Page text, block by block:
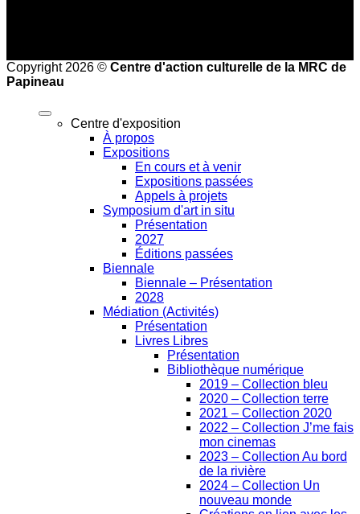
Copyright 2026 © Centre d'action culturelle de la MRC de
Papineau
Centre d'exposition
À propos
Expositions
En cours et à venir
Expositions passées
Appels à projets
Symposium d'art in situ
Présentation
2027
Éditions passées
Biennale
Biennale – Présentation
2028
Médiation (Activités)
Présentation
Livres Libres
Présentation
Bibliothèque numérique
2019 – Collection bleu
2020 – Collection terre
2021 – Collection 2020
2022 – Collection J’me fais
mon cinemas
2023 – Collection Au bord
de la rivière
2024 – Collection Un
nouveau monde